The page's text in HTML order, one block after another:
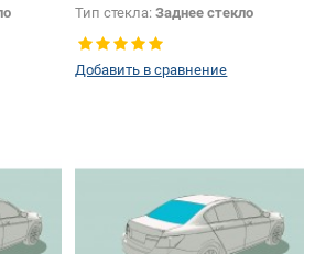
Тип стекла:Заднее стекло
Добавить в сравнение